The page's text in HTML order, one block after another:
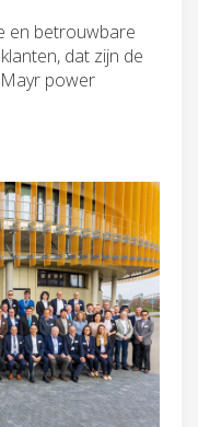
en betrouwbare
dat zijn de
power